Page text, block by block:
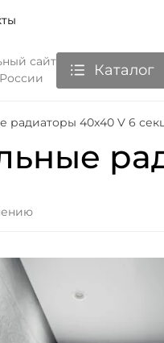
сайт
Каталог
радиаторы 40x40 V 6